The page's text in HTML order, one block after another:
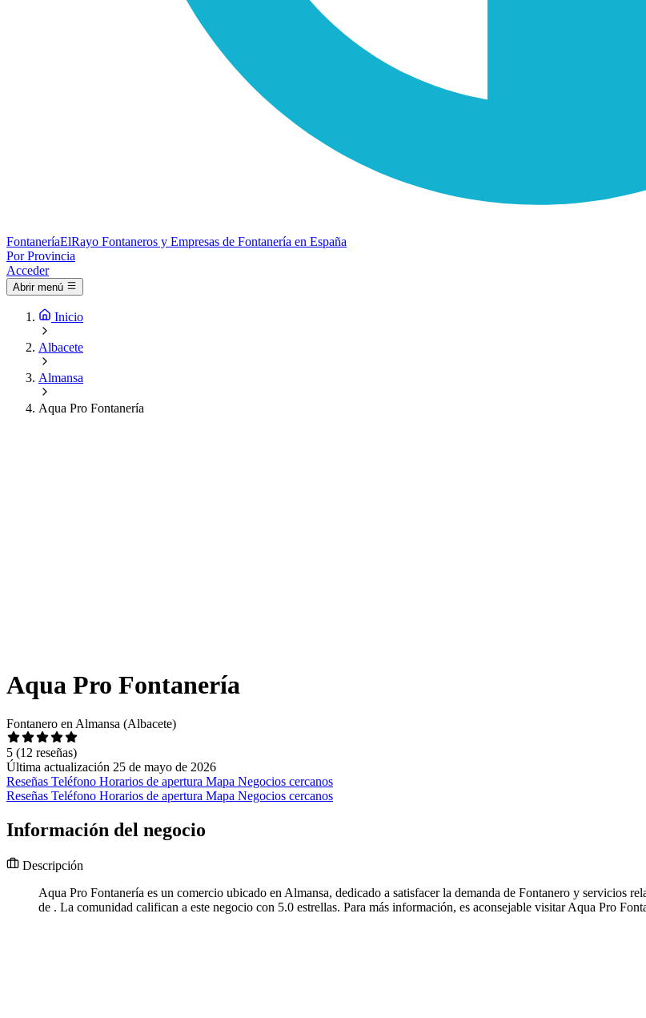
FontaneríaElRayo Fontaneros y Empresas de Fontanería en España
Por Provincia
Acceder
Abrir menú
Inicio
Albacete
Almansa
Aqua Pro Fontanería
Aqua Pro Fontanería
Fontanero en Almansa (Albacete)
5 (12 reseñas)
Última actualización 25 de mayo de 2026
Reseñas Teléfono Horarios de apertura Mapa Negocios cercanos
Reseñas Teléfono Horarios de apertura Mapa Negocios cercanos
Información del negocio
Descripción
Aqua Pro Fontanería es un comercio ubicado en Almansa, dedicado a satisfacer la demanda de Fontanero y servicios
de . La comunidad califican a este negocio con 5.0 estrellas. Para más información, es aconsejable visitar Aqua Pro